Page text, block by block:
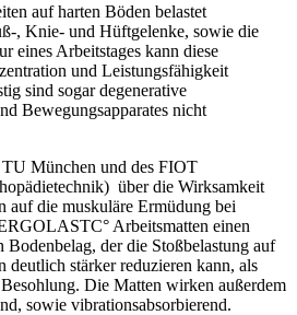
auf harten Böden belastet
, Knie- und Hüftgelenke, sowie die
eines Arbeitstages kann diese
und Leistungsfähigkeit
sind sogar degenerative
Bewegungsapparates nicht
München und des FIOT
über die Wirksamkeit
auf die muskuläre Ermüdung bei
Arbeitsmatten einen
Bodenbelag, der die Stoßbelastung auf
deutlich stärker reduzieren kann, als
Die Matten wirken außerdem
sowie vibrationsabsorbierend.